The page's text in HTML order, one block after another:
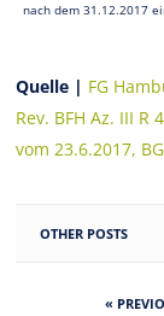
nach dem 31.12.2017
Quelle | FG
Rev. BFH Az. III R
vom 23.6.2017,
OTHER POSTS
«